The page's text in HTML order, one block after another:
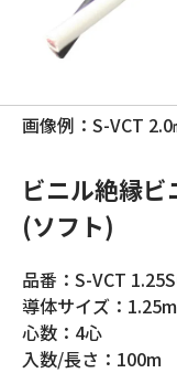
画像例：S-VCT
ビニル絶縁
(ソフト)
品番：S-VCT
導体サイズ：
心数：4心
入数/長さ：100m